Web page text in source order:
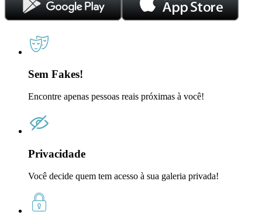
Sem Fakes!
Encontre apenas pessoas reais próximas à você!
Privacidade
Você decide quem tem acesso à sua galeria privada!